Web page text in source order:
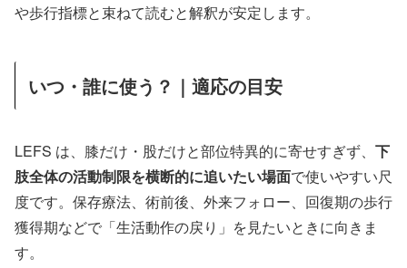
や歩行指標と束ねて読むと解釈が安定します。
いつ・誰に使う？｜適応の目安
LEFS は、膝だけ・股だけと部位特異的に寄せすぎず、 下
肢全体の活動制限を横断的に追いたい場面で使いやすい尺
度です。保存療法、術前後、外来フォロー、回復期の歩行
獲得期などで「生活動作の戻り」を見たいときに向きま
す。